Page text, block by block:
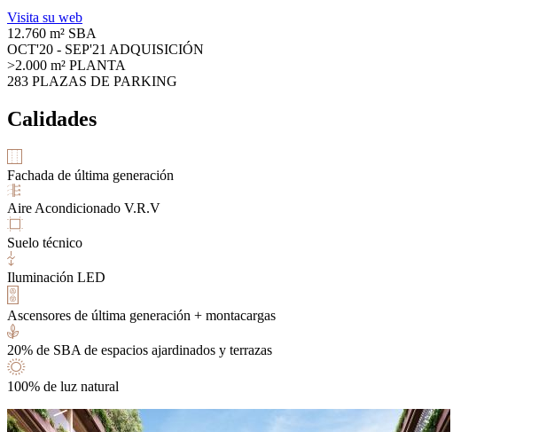
Visita su web
12.760 m² SBA
OCT'20 - SEP'21 ADQUISICIÓN
>2.000 m² PLANTA
283 PLAZAS DE PARKING
Calidades
Fachada de última generación
Aire Acondicionado V.R.V
Suelo técnico
Iluminación LED
Ascensores de última generación + montacargas
20% de SBA de espacios ajardinados y terrazas
100% de luz natural